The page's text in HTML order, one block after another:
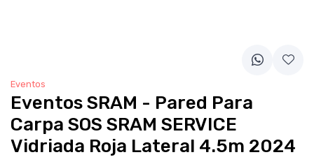
Eventos
Eventos SRAM - Pared Para
Carpa SOS SRAM SERVICE
Vidriada Roja Lateral 4.5m 2024